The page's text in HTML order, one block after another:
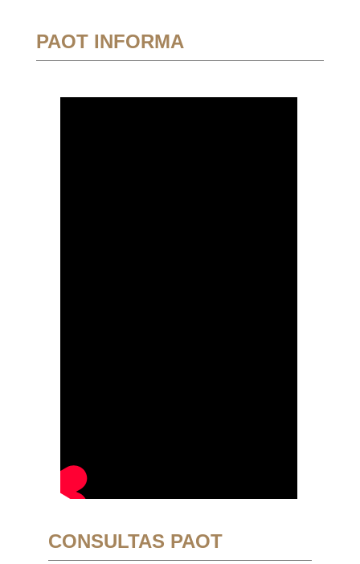
PAOT INFORMA
CONSULTAS PAOT